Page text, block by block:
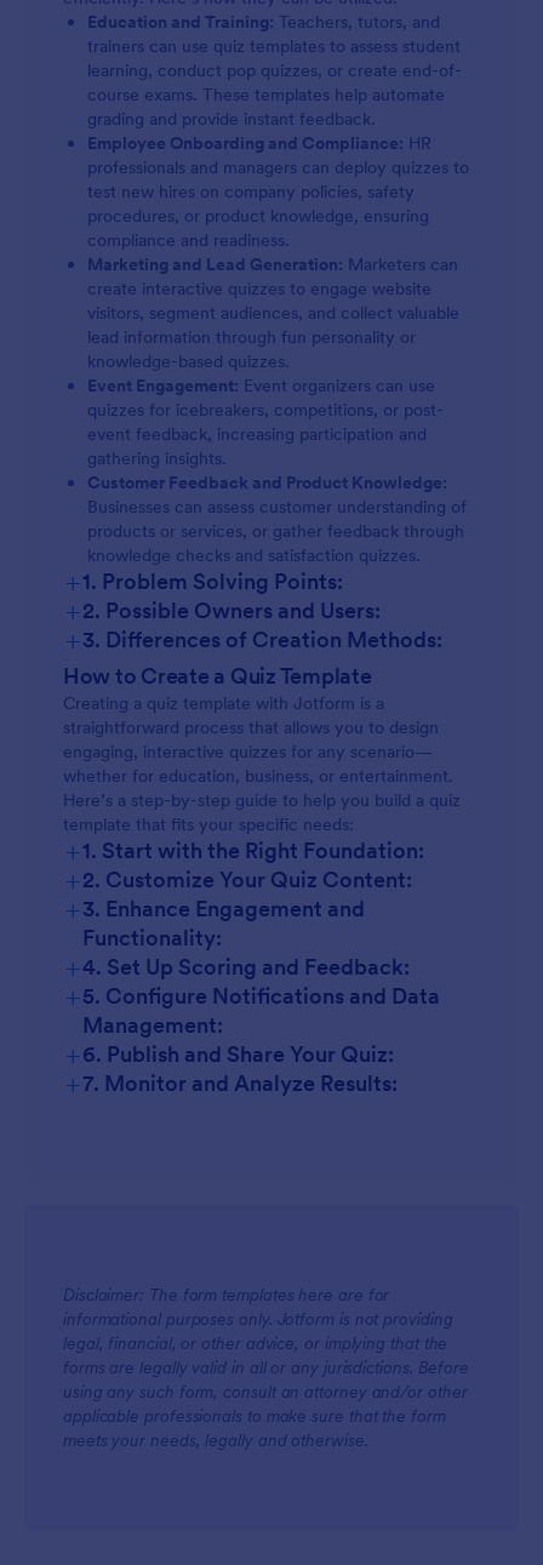
Education and Training: Teachers, tutors, and
trainers can use quiz templates to assess student
learning, conduct pop quizzes, or create end-of-
course exams. These templates help automate
grading and provide instant feedback.
Employee Onboarding and Compliance: HR
professionals and managers can deploy quizzes to
test new hires on company policies, safety
procedures, or product knowledge, ensuring
compliance and readiness.
Marketing and Lead Generation: Marketers can
create interactive quizzes to engage website
visitors, segment audiences, and collect valuable
lead information through fun personality or
knowledge-based quizzes.
Event Engagement: Event organizers can use
quizzes for icebreakers, competitions, or post-
event feedback, increasing participation and
gathering insights.
Customer Feedback and Product Knowledge:
Businesses can assess customer understanding of
products or services, or gather feedback through
knowledge checks and satisfaction quizzes.
+1. Problem Solving Points:
+2. Possible Owners and Users:
+3. Differences of Creation Methods:
Educational Quizzes:
Personality or Marketing Quizzes:
Compliance or Onboarding Quizzes:
Event Quizzes:
How to Create a Quiz Template
Creating a quiz template with Jotform is a
straightforward process that allows you to design
engaging, interactive quizzes for any scenario—
whether for education, business, or entertainment.
Here’s a step-by-step guide to help you build a quiz
template that fits your specific needs:
+1. Start with the Right Foundation:
+2. Customize Your Quiz Content:
+3. Enhance Engagement and
Functionality:
+4. Set Up Scoring and Feedback:
+5. Configure Notifications and Data
Management:
+6. Publish and Share Your Quiz:
+7. Monitor and Analyze Results:
Disclaimer: The form templates here are for
informational purposes only. Jotform is not providing
legal, financial, or other advice, or implying that the
forms are legally valid in all or any jurisdictions. Before
using any such form, consult an attorney and/or other
applicable professionals to make sure that the form
meets your needs, legally and otherwise.